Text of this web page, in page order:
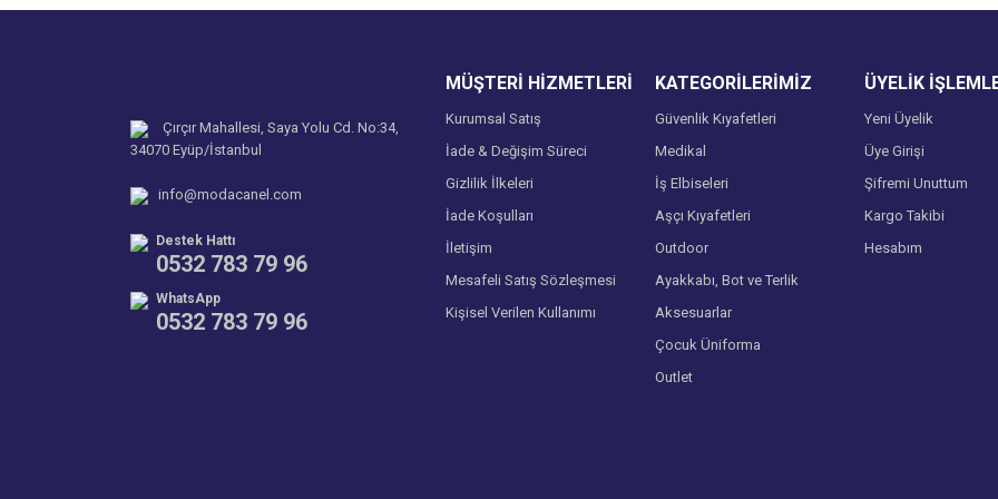
Çırçır Mahallesi, Saya Yolu Cd. No:34,
34070 Eyüp/İstanbul
info@modacanel.com
Destek Hattı
0532 783 79 96
WhatsApp
0532 783 79 96
MÜŞTERİ HİZMETLERİ
Kurumsal Satış
İade & Değişim Süreci
Gizlilik İlkeleri
İade Koşulları
İletişim
Mesafeli Satış Sözleşmesi
Kişisel Verilen Kullanımı
KATEGORİLERİMİZ
Güvenlik Kıyafetleri
Medikal
İş Elbiseleri
Aşçı Kıyafetleri
Outdoor
Ayakkabı, Bot ve Terlik
Aksesuarlar
Çocuk Üniforma
Outlet
ÜYELİK
Yeni Üyelik
Üye Girişi
Şifremi Unuttum
Kargo Takibi
Hesabım